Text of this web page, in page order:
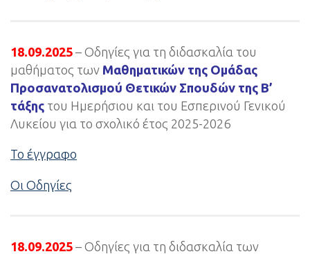
18.09.2025 – Οδηγίες για τη διδασκαλία του
μαθήματος των Μαθηματικών της Ομάδας
Προσανατολισμού Θετικών Σπουδών της Β’
τάξης του Ημερήσιου και του Εσπερινού Γενικού
Λυκείου για το σχολικό έτος 2025-2026
Το έγγραφο
Οι Οδηγίες
18.09.2025 – Οδηγίες για τη διδασκαλία των